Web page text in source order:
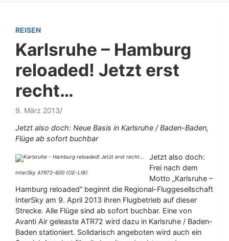
REISEN
Karlsruhe – Hamburg
reloaded! Jetzt erst
recht…
9. März 2013
Jetzt also doch: Neue Basis in Karlsruhe / Baden-Baden,
Flüge ab sofort buchbar
InterSky ATR72-600 (OE-LIB)
Jetzt also doch:
Frei nach dem
Motto „Karlsruhe –
Hamburg reloaded“ beginnt die Regional-Fluggesellschaft
InterSky am 9. April 2013 ihren Flugbetrieb auf dieser
Strecke. Alle Flüge sind ab sofort buchbar. Eine von
Avanti Air geleaste ATR72 wird dazu in Karlsruhe / Baden-
Baden stationiert. Solidarisch angeboten wird auch ein